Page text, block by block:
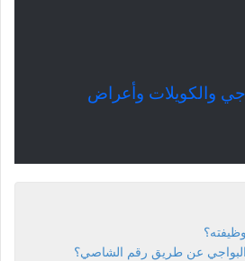
والكويلات وأعراض
عن طريق رقم الشاصي؟